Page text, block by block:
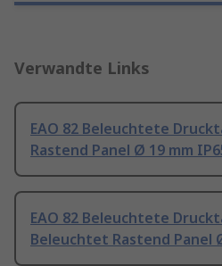
Verwandte Links
EAO 82 Beleuchtete
Rastend Panel Ø 19 mm
EAO 82 Beleuchtete
Beleuchtet Rastend Panel